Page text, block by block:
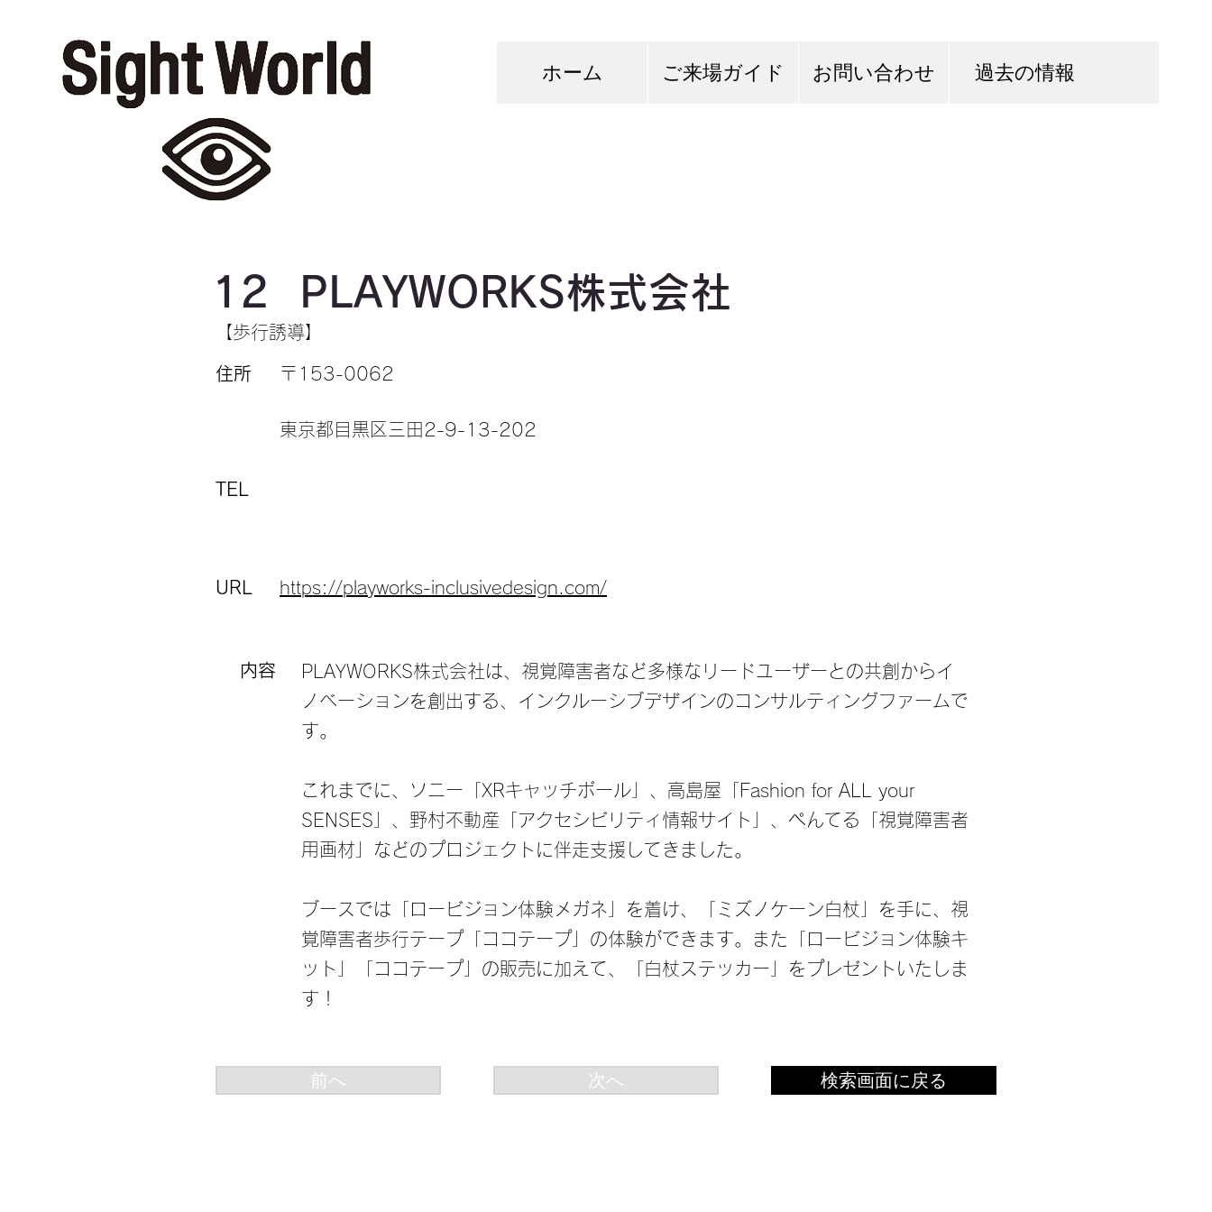
ホーム ご来場ガイド お問い合わせ 過去の情報
12 PLAYWORKS株式会社
【歩行誘導】
住所 〒153-0062
東京都目黒区三田2-9-13-202
TEL
URL https://playworks-inclusivedesign.com/
PLAYWORKS株式会社は、視覚障害者など多様なリードユーザーとの共創からイ
ノベーションを創出する、インクルーシブデザインのコンサルティングファームで
す。
これまでに、ソニー「XRキャッチボール」、高島屋「Fashion for ALL your
SENSES」、野村不動産「アクセシビリティ情報サイト」、ぺんてる「視覚障害者
用画材」などのプロジェクトに伴走支援してきました。
ブースでは「ロービジョン体験メガネ」を着け、「ミズノケーン白杖」を手に、視
覚障害者歩行テープ「ココテープ」の体験ができます。また「ロービジョン体験キ
ット」「ココテープ」の販売に加えて、「白杖ステッカー」をプレゼントいたしま
す！
内容
前へ 次へ 検索画面に戻る